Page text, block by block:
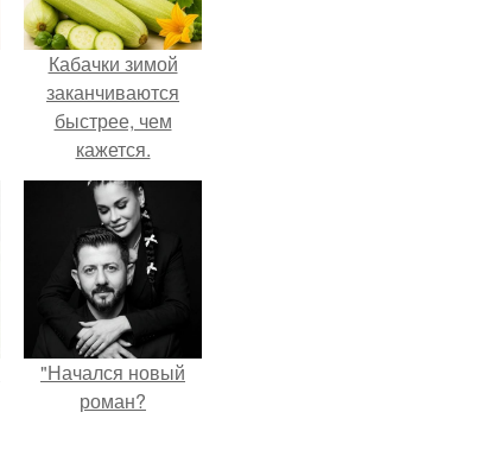
Кабачки зимой
заканчиваются
быстрее, чем
кажется.
"Начался новый
роман?